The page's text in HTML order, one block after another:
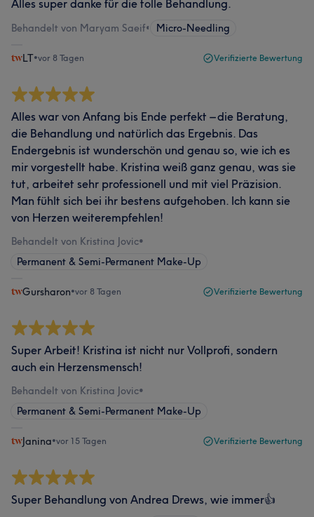
Alles super danke für die tolle Behandlung.
Behandelt von Maryam Saeif• Micro-Needling
LT•vor 8 Tagen Verifizierte Bewertung
Alles war von Anfang bis Ende perfekt – die Beratung,
die Behandlung und natürlich das Ergebnis. Das
Endergebnis ist wunderschön und genau so, wie ich es
mir vorgestellt habe. Kristina weiß ganz genau, was sie
tut, arbeitet sehr professionell und mit viel Präzision.
Man fühlt sich bei ihr bestens aufgehoben. Ich kann sie
von Herzen weiterempfehlen!
Behandelt von Kristina Jovic•
Permanent & Semi-Permanent Make-Up
Gursharon•vor 8 Tagen Verifizierte Bewertung
Super Arbeit! Kristina ist nicht nur Vollprofi, sondern
auch ein Herzensmensch!
Behandelt von Kristina Jovic•
Permanent & Semi-Permanent Make-Up
Janina•vor 15 Tagen Verifizierte Bewertung
Super Behandlung von Andrea Drews, wie immer👍